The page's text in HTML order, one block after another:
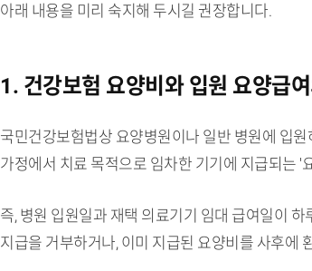
아래 내용을 미리 숙지해 두시길 권장합니다.
1. 건강보험 요양비와 입원 요양급
국민건강보험법상 요양병원이나 일반 병원에 입
가정에서 치료 목적으로 임차한 기기에 지급되는 '
즉, 병원 입원일과 재택 의료기기 임대 급여일이 하
지급을 거부하거나, 이미 지급된 요양비를 사후에